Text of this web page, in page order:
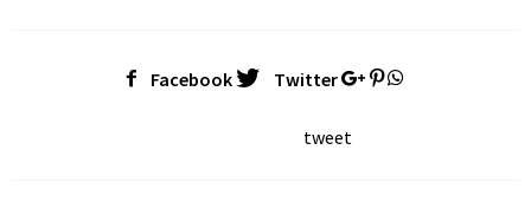
Facebook Twitter
tweet